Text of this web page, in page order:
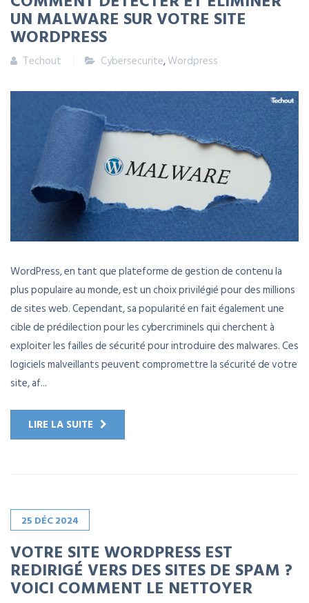
UN MALWARE SUR VOTRE SITE
WORDPRESS
Techout Cybersecurite,Wordpress
WordPress, en tant que plateforme de gestion de contenu la
plus populaire au monde, est un choix privilégié pour des millions
de sites web. Cependant, sa popularité en fait également une
cible de prédilection pour les cybercriminels qui cherchent à
exploiter les failles de sécurité pour introduire des malwares. Ces
logiciels malveillants peuvent compromettre la sécurité de votre
site, af...
LIRE LA SUITE
25 DÉC2024
VOTRE SITE WORDPRESS EST
REDIRIGÉ VERS DES SITES DE SPAM ?
VOICI COMMENT LE NETTOYER